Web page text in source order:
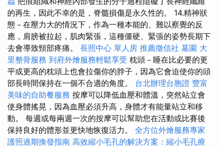
的再生，因此不幸的是，脊髓損傷是永久性的。 14.精神狀
態－在壓力大的情況下，作為一種本能的、難以察覺的反
應，肩膀被拉起，肌肉緊張，這種僵硬、緊張的姿勢長期下
去會導致頸部疼痛。 長照中心 單人房 推薦徵信社 墓園 大
里整骨服務 到府外燴服務輕鬆享受 枕頭－睡在比必要的更
平或更高的枕頭上也會拉傷你的脖子，因為它會迫使你的頭
部長時間保持在一個不合適的角度。 台北辦理台胞證 豐富
美味的自助餐服務 按摩可以降低血壓和體溫，突然站立會
使身體搖晃，因為血壓必須升高，身體才有能量站立和移
動。 每週或每兩週一次的按摩可以幫助您在活動或比賽後
保持良好的體形並更快地恢復活力。 全方位外燴服務專家
護照過期換發指南 高效縮小毛孔的解決方案：縮小毛孔療